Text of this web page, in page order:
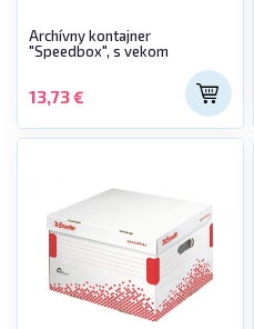
Archívny kontajner
"Speedbox", s vekom
13,73 €